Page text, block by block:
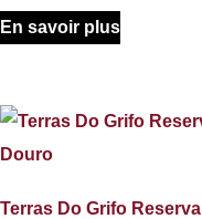
En savoir plus
Terras Do Grifo Reserva